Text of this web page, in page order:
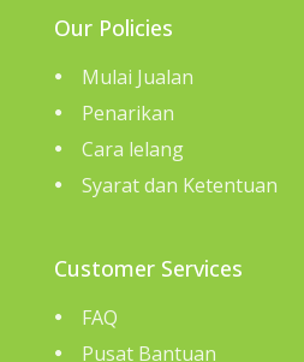
Our Policies
Mulai Jualan
Penarikan
Cara lelang
Syarat dan Ketentuan
Customer Services
FAQ
Pusat Bantuan